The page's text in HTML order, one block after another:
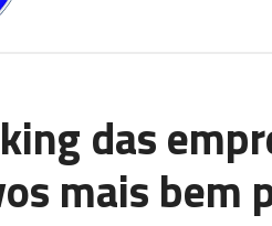
das
mais bem